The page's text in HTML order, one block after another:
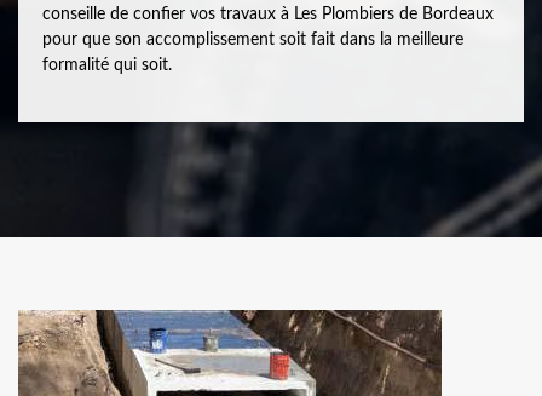
conseille de confier vos travaux à Les Plombiers de Bordeaux
pour que son accomplissement soit fait dans la meilleure
formalité qui soit.